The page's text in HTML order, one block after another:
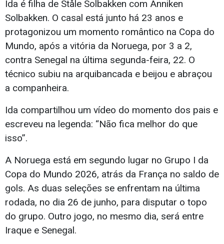
Ida é filha de Ståle Solbakken com Anniken
Solbakken. O casal está junto há 23 anos e
protagonizou um momento romântico na Copa do
Mundo, após a vitória da Noruega, por 3 a 2,
contra Senegal na última segunda-feira, 22. O
técnico subiu na arquibancada e beijou e abraçou
a companheira.
Ida compartilhou um vídeo do momento dos pais e
escreveu na legenda: “Não fica melhor do que
isso”.
A Noruega está em segundo lugar no Grupo I da
Copa do Mundo 2026, atrás da França no saldo de
gols. As duas seleções se enfrentam na última
rodada, no dia 26 de junho, para disputar o topo
do grupo. Outro jogo, no mesmo dia, será entre
Iraque e Senegal.